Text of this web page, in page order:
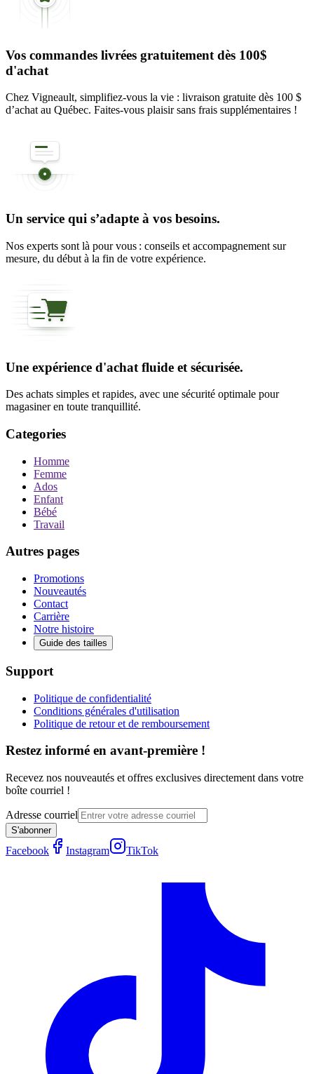
Vos commandes livrées gratuitement dès 100$
d'achat
Chez Vigneault, simplifiez-vous la vie : livraison gratuite dès 100 $
d’achat au Québec. Faites-vous plaisir sans frais supplémentaires !
Un service qui s’adapte à vos besoins.
Nos experts sont là pour vous : conseils et accompagnement sur
mesure, du début à la fin de votre expérience.
Une expérience d'achat fluide et sécurisée.
Des achats simples et rapides, avec une sécurité optimale pour
magasiner en toute tranquillité.
Categories
Homme
Femme
Ados
Enfant
Bébé
Travail
Autres pages
Promotions
Nouveautés
Contact
Carrière
Notre histoire
Guide des tailles
Support
Politique de confidentialité
Conditions générales d'utilisation
Politique de retour et de remboursement
Restez informé en avant-première !
Recevez nos nouveautés et offres exclusives directement dans votre
boîte courriel !
Adresse courriel
S'abonner
Facebook Instagram TikTok